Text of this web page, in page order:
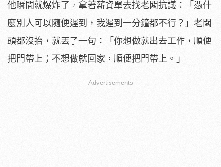
他瞬間就爆炸了，拿著薪資單去找老闆抗議：「憑什
麼別人可以隨便遲到，我遲到一分鐘都不行？」老闆
頭都沒抬，就丟了一句：「你想做就出去工作，順便
把門帶上；不想做就回家，順便把門帶上。」
Advertisements